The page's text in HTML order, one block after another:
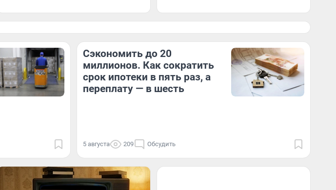
Сэкономить до 20
миллионов. Как сократить
срок ипотеки в пять раз, а
переплату — в шесть
5 августа 209 Обсудить